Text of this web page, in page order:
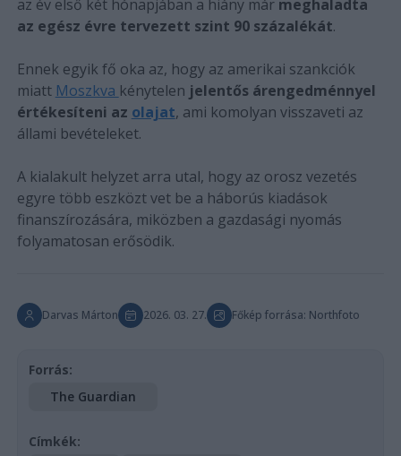
az év első két hónapjában a hiány már meghaladta
az egész évre tervezett szint 90 százalékát.
Ennek egyik fő oka az, hogy az amerikai szankciók
miatt Moszkva kénytelen jelentős árengedménnyel
értékesíteni az olajat, ami komolyan visszaveti az
állami bevételeket.
A kialakult helyzet arra utal, hogy az orosz vezetés
egyre több eszközt vet be a háborús kiadások
finanszírozására, miközben a gazdasági nyomás
folyamatosan erősödik.
Darvas Márton 2026. 03. 27. Főkép forrása: Northfoto
Forrás:
The Guardian
Címkék: